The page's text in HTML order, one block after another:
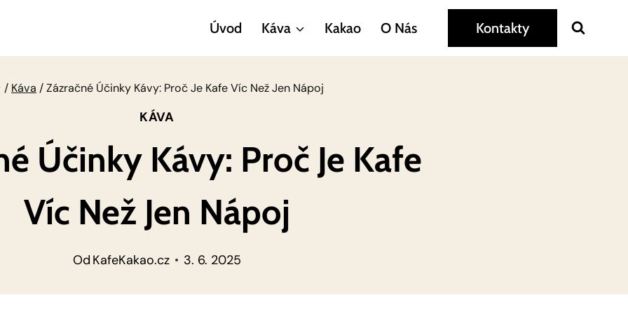
Úvod Káva Kakao O Nás Kontakty
/ Káva /Zázračné Účinky Kávy: Proč Je Kafe Víc Než Jen Nápoj
KÁVA
Účinky Kávy: Proč Je Kafe
Víc Než Jen Nápoj
Od KafeKakao.cz 3. 6. 2025